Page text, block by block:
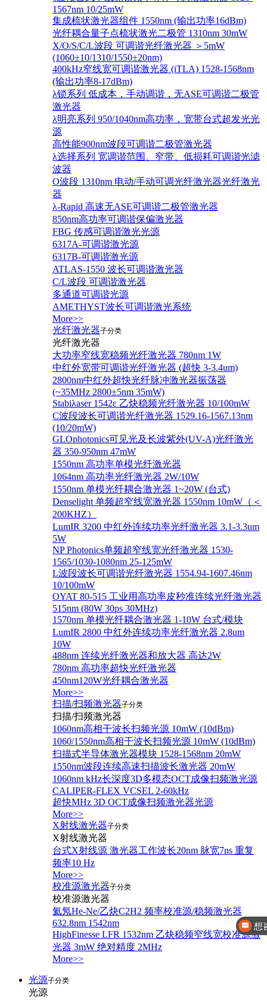
1567nm 10/25mW
集成梳状激光器组件 1550nm (输出功率16dBm)
光纤耦合量子点梳状激光二极管 1310nm 30mW
X/O/S/C/L波段 可调谐光纤激光器 ＞5mW
(1060±10/1310/1550±20nm)
400kHz窄线宽可调谐激光器 (iTLA) 1528-1568nm
(输出功率8-17dBm)
λ锁系列 低成本，手动调谐，无ASE可调谐二极管
激光器
λ明亮系列 950/1040nm高功率，宽带台式超发光光
源
高性能900nm波段可调谐二极管激光器
λ选择系列 宽调谐范围、窄带、低损耗可调谐光滤
波器
O波段 1310nm 电动/手动可调光纤激光器光纤激光
器
λ-Rapid 高速无ASE可调谐二极管激光器
850nm高功率可调谐保偏激光器
FBG 传感可调谐激光光源
6317A-可调谐激光源
6317B-可调谐激光源
ATLAS-1550 波长可调谐激光器
C/L波段 可调谐激光器
多通道可调谐光源
AMETHYST波长可调谐激光系统
More>>
光纤激光器子分类
光纤激光器
大功率窄线宽稳频光纤激光器 780nm 1W
中红外宽带可调谐光纤激光器 (超快 3-3.4um)
2800nm中红外超快光纤脉冲激光器振荡器
(~35MHz 2800±5nm 35mW)
Stabiλaser 1542ε 乙炔稳频光纤激光器 10/100mW
C波段波长可调谐光纤激光器 1529.16-1567.13nm
(10/20mW)
GLOphotonics可见光及长波紫外(UV-A)光纤激光
器 350-950nm 47mW
1550nm 高功率单模光纤激光器
1064nm 高功率光纤激光器 2W/10W
1550nm 单模光纤耦合激光器 1~20W (台式)
Denselight 单频超窄线宽激光器 1550nm 10mW（＜
200KHZ）
LumIR 3200 中红外连续功率光纤激光器 3.1-3.3um
5W
NP Photonics单频超窄线宽光纤激光器 1530-
1565/1030-1080nm 25-125mW
L波段波长可调谐光纤激光器 1554.94-1607.46nm
10/100mW
OYAT 80-515 工业用高功率皮秒准连续光纤激光器
515nm (80W 30ps 30MHz)
1570nm 单模光纤耦合激光器 1-10W 台式/模块
LumIR 2800 中红外连续功率光纤激光器 2.8um
10W
488nm 连续光纤激光器和放大器 高达2W
780nm 高功率超快光纤激光器
450nm120W光纤耦合激光器
More>>
扫描/扫频激光器子分类
扫描/扫频激光器
1060nm高相干波长扫频光源 10mW (10dBm)
1060/1550nm高相干波长扫频光源 10mW (10dBm)
扫描式半导体激光器模块 1528-1568nm 20mW
1550nm波段连续高速扫描波长激光器 20mW
1060nm kHz长深度3D多模态OCT成像扫频激光源
CALIPER-FLEX VCSEL 2-60kHz
超快MHz 3D OCT成像扫频激光器光源
More>>
X射线激光器子分类
X射线激光器
台式X射线源 激光器工作波长20nm 脉宽7ns 重复
频率10 Hz
More>>
校准源激光器子分类
校准源激光器
氦氖He-Ne/乙炔C2H2 频率校准源/稳频激光器
632.8nm 1542nm
HighFinesse LFR 1532nm 乙炔稳频窄线宽校准源激
光器 3mW 绝对精度 2MHz
More>>
光源子分类
光源
你好，